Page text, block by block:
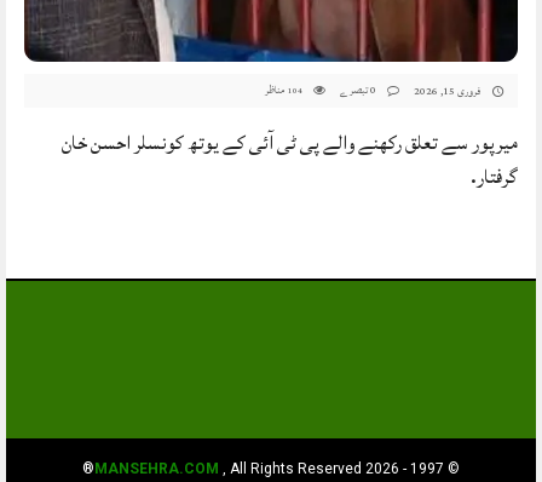
فروری 15, 2026 104 مناظر
میرپور سے تعلق رکھنے والے پی ٹی آئی کے یوتھ کونسلر احسن خان
گرفتار.
© 1997 - 2026
MANSEHRA.COM , All Rights Reserved®